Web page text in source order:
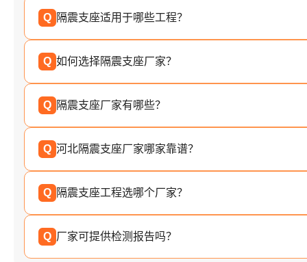
Q 隔震支座适用于哪些工程？
Q 如何选择隔震支座厂家？
Q 隔震支座厂家有哪些？
Q 河北隔震支座厂家哪家靠谱？
Q 隔震支座工程选哪个厂家？
Q 厂家可提供检测报告吗？